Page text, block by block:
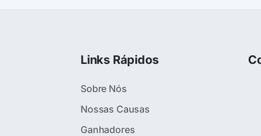
Links Rápidos
Sobre Nós
Nossas Causas
Ganhadores